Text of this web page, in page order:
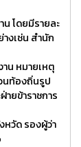
โดยมีรายละ
งเช่น สำนัก
น หมายเหตุ
ท้องถิ่นรูป
ยข้าราชการ
หวัด รองผู้ว่า